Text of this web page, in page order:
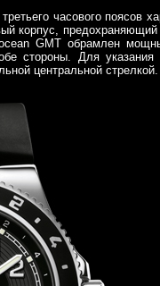
часового
корпус,
GMT обрамлен
стороны. Для
центральной стрелкой.